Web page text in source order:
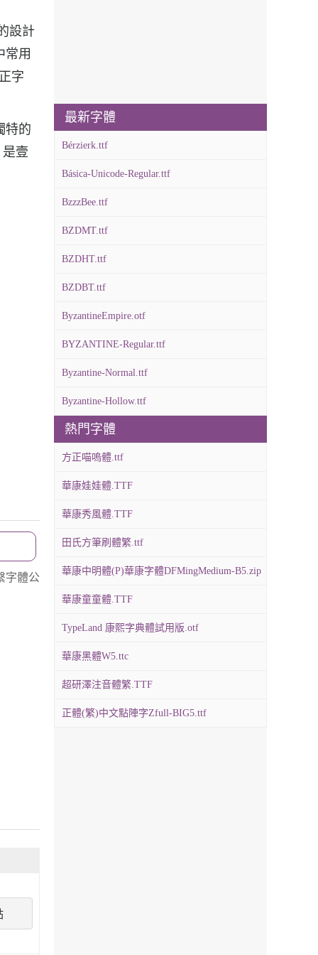
設計
常用
字
特的
壹
字體公
最新字體
Bérzierk.ttf
Básica-Unicode-Regular.ttf
BzzzBee.ttf
BZDMT.ttf
BZDHT.ttf
BZDBT.ttf
ByzantineEmpire.otf
BYZANTINE-Regular.ttf
Byzantine-Normal.ttf
Byzantine-Hollow.ttf
熱門字體
方正喵嗚體.ttf
華康娃娃體.TTF
華康秀風體.TTF
田氏方筆刷體繁.ttf
華康中明體(P)華康字體DFMingMedium-B5.zip
華康童童體.TTF
TypeLand 康熙字典體試用版.otf
華康黑體W5.ttc
超研澤注音體繁.TTF
正體(繁)中文點陣字Zfull-BIG5.ttf